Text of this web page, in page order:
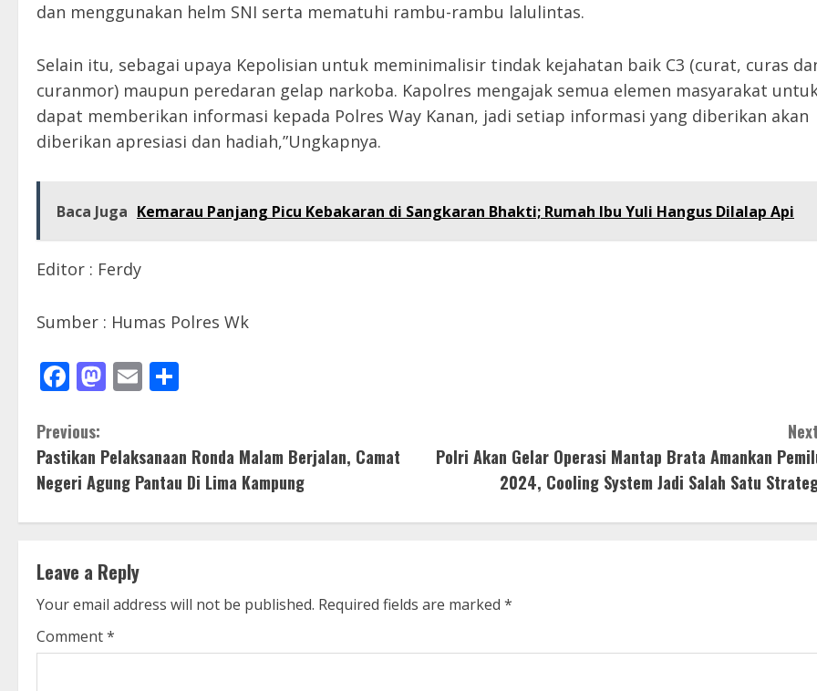
dan menggunakan helm SNI serta mematuhi rambu-rambu lalulintas.
Selain itu, sebagai upaya Kepolisian untuk meminimalisir tindak kejahatan baik C3 (curat, curas
curanmor) maupun peredaran gelap narkoba. Kapolres mengajak semua elemen masyarakat
dapat memberikan informasi kepada Polres Way Kanan, jadi setiap informasi yang diberikan akan
diberikan apresiasi dan hadiah,”Ungkapnya.
Baca Juga Kemarau Panjang Picu Kebakaran di Sangkaran Bhakti; Rumah Ibu Yuli Hangus Dilalap Api
Editor : Ferdy
Sumber : Humas Polres Wk
Facebook
Mastodon
Email
C
o
n
i
n
u
Previous:
Pastikan Pelaksanaan Ronda Malam Berjalan, Camat
Negeri Agung Pantau Di Lima Kampung
Polri Akan Gelar Operasi Mantap Brata Amankan
2024, Cooling System Jadi Salah Satu
Leave a Reply
Your email address will not be published. Required fields are marked *
Comment*